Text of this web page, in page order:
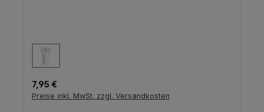
Farbe
Regulärer Preis:
7,95 €
Preise inkl. MwSt. zzgl. Versandkosten